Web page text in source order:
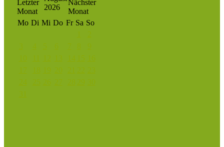
2026
Mo Di Mi Do Fr Sa So
2
3
4 5 6 7 8
9
10
12 13 14 15
16
17
18 19 20 21 22
23
24
25 26 27 28 29
30
31